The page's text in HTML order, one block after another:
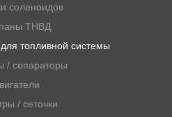
соленоидов
ТНВД
топливной системы
/ сепараторы
/ сеточки